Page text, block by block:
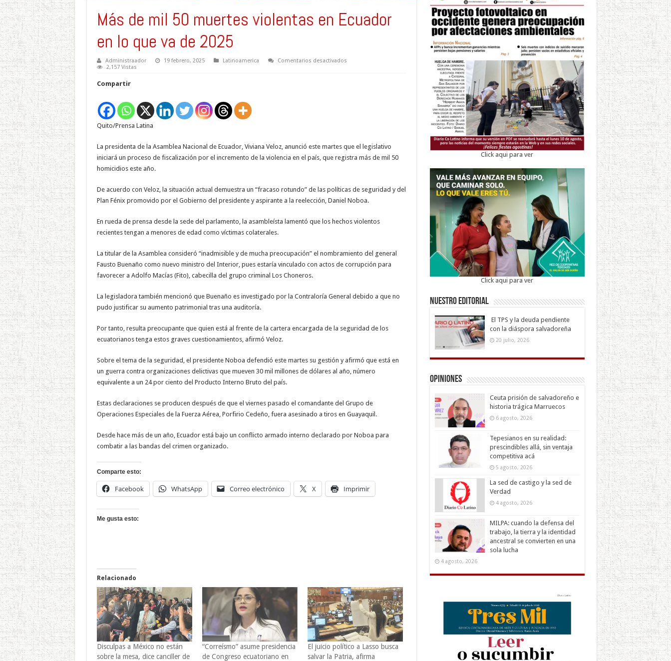
Más de mil 50 muertes violentas en Ecuador
en lo que va de 2025
Administraador 19 febrero, 2025 Latinoamerica Comentarios desactivadosen
de
2025
2,157 Vistas
Compartir
Quito/Prensa Latina
La presidenta de la Asamblea Nacional de Ecuador, Viviana Veloz, anunció este martes que el legislativo
iniciará un proceso de fiscalización por el incremento de la violencia en el país, que registra más de mil 50
homicidios este año.
De acuerdo con Veloz, la situación actual demuestra un “fracaso rotundo” de las políticas de seguridad y del
Plan Fénix promovido por el Gobierno del presidente y aspirante a la reelección, Daniel Noboa.
En rueda de prensa desde la sede del parlamento, la asambleísta lamentó que los hechos violentos
recientes tengan a menores de edad como víctimas colaterales.
La titular de la Asamblea consideró “inadmisible y de mucha preocupación” el nombramiento del general
Fausto Buenaño como nuevo ministro del Interior, pues estaría vinculado con actos de corrupción para
favorecer a Adolfo Macías (Fito), cabecilla del grupo criminal Los Choneros.
La legisladora también mencionó que Buenaño es investigado por la Contraloría General debido a que no
pudo justificar su aumento patrimonial tras una auditoría.
Por tanto, resulta preocupante que quien está al frente de la cartera encargada de la seguridad de los
ecuatorianos tenga estos graves cuestionamientos, afirmó Veloz.
Sobre el tema de la seguridad, el presidente Noboa defendió este martes su gestión y afirmó que está en
un guerra contra organizaciones delictivas que mueven 30 mil millones de dólares al año, número
equivalente a un 24 por ciento del Producto Interno Bruto del país.
Estas declaraciones se producen después de que el viernes pasado el comandante del Grupo de
Operaciones Especiales de la Fuerza Aérea, Porfirio Cedeño, fuera asesinado a tiros en Guayaquil.
Desde hace más de un año, Ecuador está bajo un conflicto armado interno declarado por Noboa para
combatir a las bandas del crimen organizado.
Comparte esto:
Facebook WhatsApp Correo electrónico X Imprimir
Me gusta esto:
Relacionado
Disculpas a México no están
sobre la mesa, dice canciller de
“Correísmo” asume presidencia
de Congreso ecuatoriano en
El juicio político a Lasso busca
salvar la Patria, afirma
Click aqui para ver
Click aqui para ver
Nuestro Editorial
El TPS y la deuda pendiente
con la diáspora salvadoreña
20 julio, 2026
Opiniones
Ceuta prisión de salvadoreño e
historia trágica Marruecos
6 agosto, 2026
Tepesianos en su realidad:
prescindibles allá, sin ventaja
competitiva acá
5 agosto, 2026
La sed de castigo y la sed de
Verdad
4 agosto, 2026
MILPA: cuando la defensa del
trabajo, la tierra y la identidad
ancestral se convierten en una
sola lucha
4 agosto, 2026